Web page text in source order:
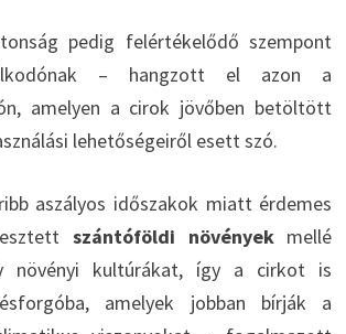
pedig felértékelődő szempont
– hangzott el azon a
amelyen a cirok jövőben betöltött
lehetőségeiről esett szó.
aszályos időszakok miatt érdemes
szántóföldi növényekmellé
növényi kultúrákat, így a cirkot is
amelyek jobban bírják a